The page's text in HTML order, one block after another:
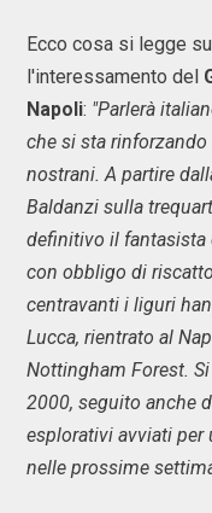
Ecco cosa si legge su
l'interessamento del
Napoli: "Parlerà
che si sta
nostrani. A partire
Baldanzi sulla
definitivo il fantasista
con obbligo di
centravanti i liguri
Lucca, rientrato al
Nottingham Forest.
2000, seguito anche
esplorativi avviati per
nelle prossime